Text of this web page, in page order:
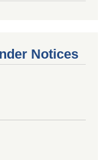
Notices